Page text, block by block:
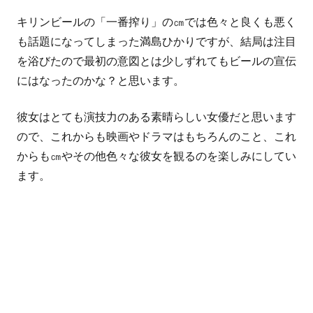
キリンビールの「一番搾り」の㎝では色々と良くも悪く
も話題になってしまった満島ひかりですが、結局は注目
を浴びたので最初の意図とは少しずれてもビールの宣伝
にはなったのかな？と思います。
彼女はとても演技力のある素晴らしい女優だと思います
ので、これからも映画やドラマはもちろんのこと、これ
からも㎝やその他色々な彼女を観るのを楽しみにしてい
ます。